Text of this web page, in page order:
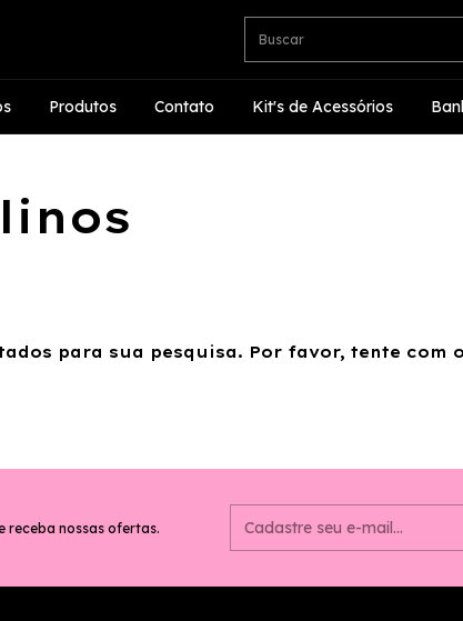
Produtos Contato Kit's de Acessórios
para sua pesquisa. Por favor, tente com
receba nossas ofertas.